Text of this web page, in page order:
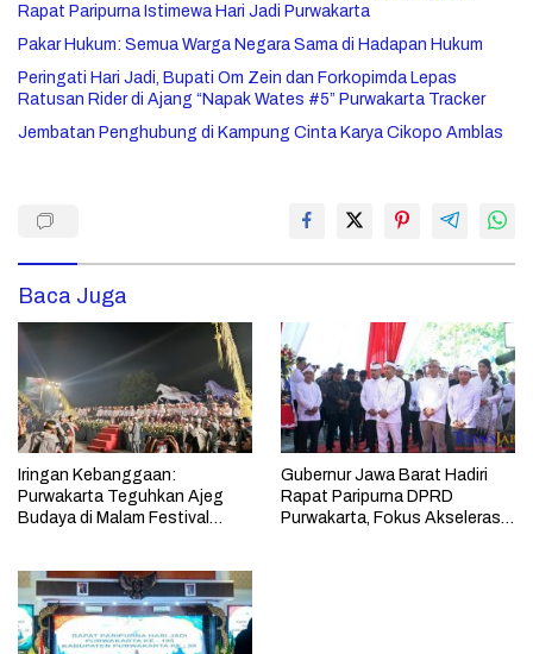
Rapat Paripurna Istimewa Hari Jadi Purwakarta
Pakar Hukum: Semua Warga Negara Sama di Hadapan Hukum
Peringati Hari Jadi, Bupati Om Zein dan Forkopimda Lepas
Ratusan Rider di Ajang “Napak Wates #5” Purwakarta Tracker
Jembatan Penghubung di Kampung Cinta Karya Cikopo Amblas
Baca Juga
Iringan Kebanggaan:
Purwakarta Teguhkan Ajeg
Budaya di Malam Festival
Gubernur Jawa Barat Hadiri
Rapat Paripurna DPRD
Purwakarta, Fokus Akselerasi